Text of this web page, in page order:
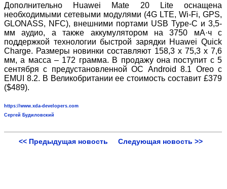
Дополнительно Huawei Mate 20 Lite оснащена
необходимыми сетевыми модулями (4G LTE, Wi-Fi, GPS,
GLONASS, NFC), внешними портами USB Type-C и 3,5-
мм аудио, а также аккумулятором на 3750 мА·ч с
поддержкой технологии быстрой зарядки Huawei Quick
Charge. Размеры новинки составляют 158,3 х 75,3 х 7,6
мм, а масса – 172 грамма. В продажу она поступит с 5
сентября с предустановленной ОС Android 8.1 Oreo с
EMUI 8.2. В Великобритании ее стоимость составит £379
($489).
https://www.xda-developers.com
Сергей Будиловский
<< Предыдущая новость Следующая новость >>